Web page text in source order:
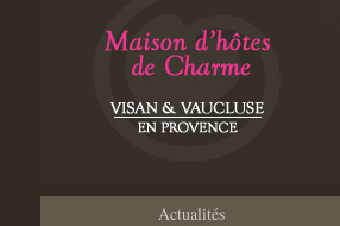
Actualités